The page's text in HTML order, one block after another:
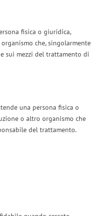
fisica o giuridica,
che, singolarmente
sui mezzi del trattamento di
una persona fisica o
o altro organismo che
del trattamento.